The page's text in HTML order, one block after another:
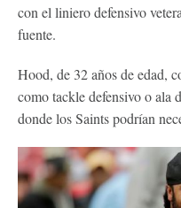
con el liniero defensivo
fuente.
Hood, de 32 años de edad,
como tackle defensivo o ala
donde los Saints podrían